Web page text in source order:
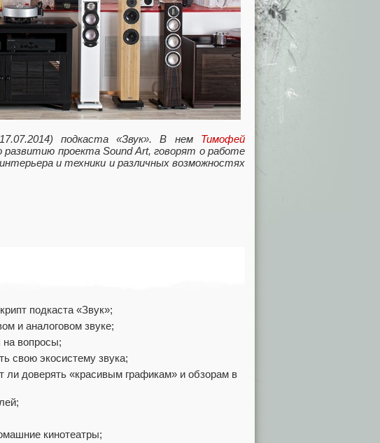
подкаста «Звук». В нем Тимофей
проекта Sound Art, говорят о работе
и техники и различных возможностях
подкаста «Звук»;
и аналоговом звуке;
на вопросы;
свою экосистему звука;
ли доверять «красивым графикам» и обзорам в
кинотеатры;